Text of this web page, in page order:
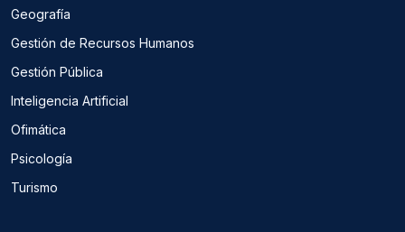
Geografía
Gestión de Recursos Humanos
Gestión Pública
Inteligencia Artificial
Ofimática
Psicología
Turismo